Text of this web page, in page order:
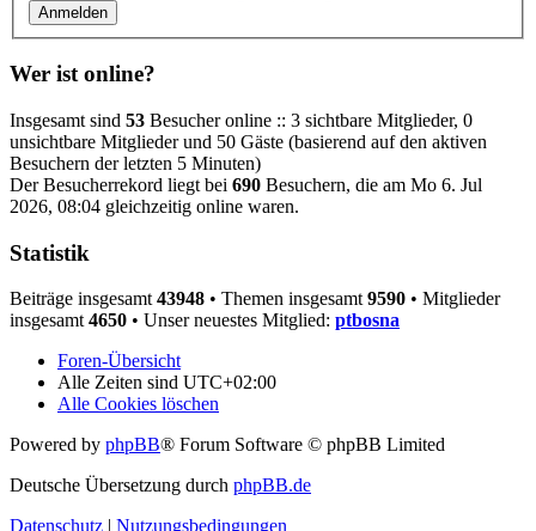
Wer ist online?
Insgesamt sind 53 Besucher online :: 3 sichtbare Mitglieder, 0
unsichtbare Mitglieder und 50 Gäste (basierend auf den aktiven
Besuchern der letzten 5 Minuten)
Der Besucherrekord liegt bei 690 Besuchern, die am Mo 6. Jul
2026, 08:04 gleichzeitig online waren.
Statistik
Beiträge insgesamt 43948 • Themen insgesamt 9590 • Mitglieder
insgesamt 4650 • Unser neuestes Mitglied: ptbosna
Foren-Übersicht
Alle Zeiten sind UTC+02:00
Alle Cookies löschen
Powered by phpBB® Forum Software © phpBB Limited
Deutsche Übersetzung durch phpBB.de
Datenschutz | Nutzungsbedingungen